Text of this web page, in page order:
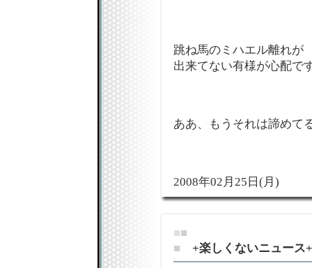
跳ね馬のミハエル離れが
出来てない有様が心配で
ああ、もうそれは諦めて
2008年02月25日(月)
■■
■
+楽しくないニュース+